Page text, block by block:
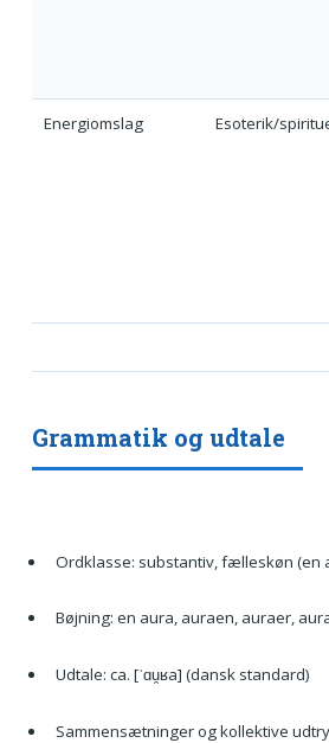
Energiomslag Esoterik/
Grammatik og udtale
Ordklasse: substantiv, fælleskøn (en
Bøjning: en aura, auraen, auraer,
Udtale: ca. [ˈɑu̯ʁa] (dansk standard)
Sammensætninger og kollektive